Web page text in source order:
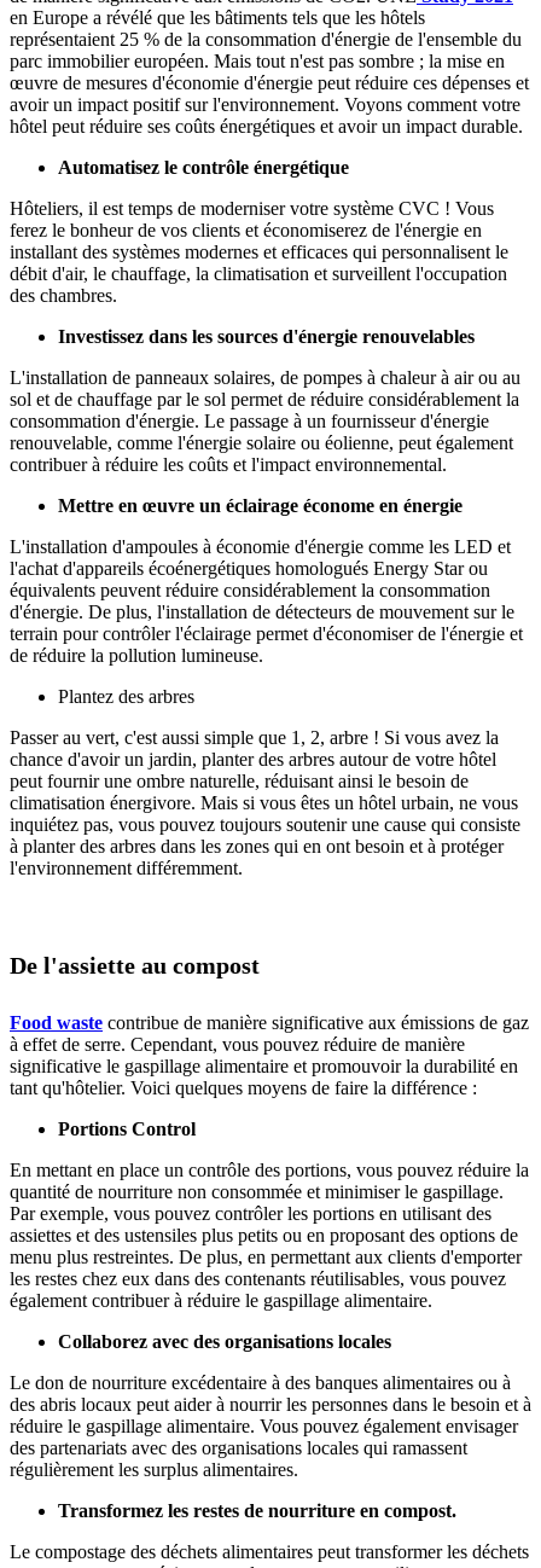
en Europe a révélé que les bâtiments tels que les hôtels
représentaient 25 % de la consommation d'énergie de l'ensemble du
parc immobilier européen. Mais tout n'est pas sombre ; la mise en
œuvre de mesures d'économie d'énergie peut réduire ces dépenses et
avoir un impact positif sur l'environnement. Voyons comment votre
hôtel peut réduire ses coûts énergétiques et avoir un impact durable.
Automatisez le contrôle énergétique
Hôteliers, il est temps de moderniser votre système CVC ! Vous
ferez le bonheur de vos clients et économiserez de l'énergie en
installant des systèmes modernes et efficaces qui personnalisent le
débit d'air, le chauffage, la climatisation et surveillent l'occupation
des chambres.
Investissez dans les sources d'énergie renouvelables
L'installation de panneaux solaires, de pompes à chaleur à air ou au
sol et de chauffage par le sol permet de réduire considérablement la
consommation d'énergie. Le passage à un fournisseur d'énergie
renouvelable, comme l'énergie solaire ou éolienne, peut également
contribuer à réduire les coûts et l'impact environnemental.
Mettre en œuvre un éclairage économe en énergie
L'installation d'ampoules à économie d'énergie comme les LED et
l'achat d'appareils écoénergétiques homologués Energy Star ou
équivalents peuvent réduire considérablement la consommation
d'énergie. De plus, l'installation de détecteurs de mouvement sur le
terrain pour contrôler l'éclairage permet d'économiser de l'énergie et
de réduire la pollution lumineuse.
Plantez des arbres
Passer au vert, c'est aussi simple que 1, 2, arbre ! Si vous avez la
chance d'avoir un jardin, planter des arbres autour de votre hôtel
peut fournir une ombre naturelle, réduisant ainsi le besoin de
climatisation énergivore. Mais si vous êtes un hôtel urbain, ne vous
inquiétez pas, vous pouvez toujours soutenir une cause qui consiste
à planter des arbres dans les zones qui en ont besoin et à protéger
l'environnement différemment.
De l'assiette au compost
Food waste contribue de manière significative aux émissions de gaz
à effet de serre. Cependant, vous pouvez réduire de manière
significative le gaspillage alimentaire et promouvoir la durabilité en
tant qu'hôtelier. Voici quelques moyens de faire la différence :
Portions Control
En mettant en place un contrôle des portions, vous pouvez réduire la
quantité de nourriture non consommée et minimiser le gaspillage.
Par exemple, vous pouvez contrôler les portions en utilisant des
assiettes et des ustensiles plus petits ou en proposant des options de
menu plus restreintes. De plus, en permettant aux clients d'emporter
les restes chez eux dans des contenants réutilisables, vous pouvez
également contribuer à réduire le gaspillage alimentaire.
Collaborez avec des organisations locales
Le don de nourriture excédentaire à des banques alimentaires ou à
des abris locaux peut aider à nourrir les personnes dans le besoin et à
réduire le gaspillage alimentaire. Vous pouvez également envisager
des partenariats avec des organisations locales qui ramassent
régulièrement les surplus alimentaires.
Transformez les restes de nourriture en compost.
Le compostage des déchets alimentaires peut transformer les déchets